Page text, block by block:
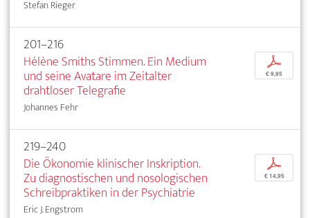
Stefan Rieger
201–216
Hélène Smiths Stimmen. Ein Medium
und seine Avatare im Zeitalter
drahtloser Telegrafie
Johannes Fehr
p
€ 9,95
219–240
Die Ökonomie klinischer Inskription.
Zu diagnostischen und nosologischen
Schreibpraktiken in der Psychiatrie
Eric J. Engstrom
p
€ 14,95